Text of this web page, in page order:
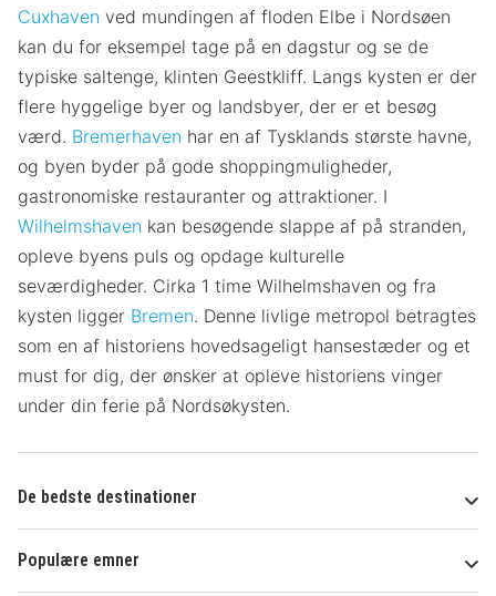
Cuxhaven ved mundingen af ​​floden Elbe i Nordsøen
kan du for eksempel tage på en dagstur og se de
typiske saltenge, klinten Geestkliff. Langs kysten er der
flere hyggelige byer og landsbyer, der er et besøg
værd. Bremerhaven har en af ​​Tysklands største havne,
og byen byder på gode shoppingmuligheder,
gastronomiske restauranter og attraktioner. I
Wilhelmshaven kan besøgende slappe af på stranden,
opleve byens puls og opdage kulturelle
seværdigheder. Cirka 1 time Wilhelmshaven og fra
kysten ligger Bremen. Denne livlige metropol betragtes
som en af ​​historiens hovedsageligt hansestæder og et
must for dig, der ønsker at opleve historiens vinger
under din ferie på Nordsøkysten.
De bedste destinationer
Populære emner